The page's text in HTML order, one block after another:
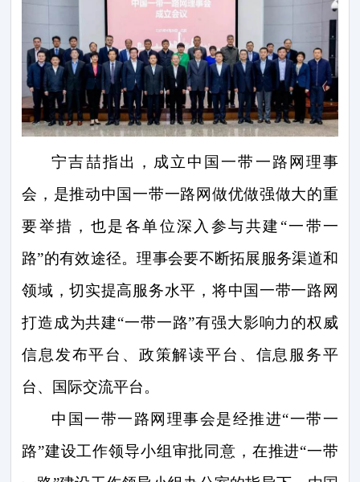
宁吉喆指出，成立中国一带一路网理事
会，是推动中国一带一路网做优做强做大的重
要举措，也是各单位深入参与共建“一带一
路”的有效途径。理事会要不断拓展服务渠道和
领域，切实提高服务水平，将中国一带一路网
打造成为共建“一带一路”有强大影响力的权威
信息发布平台、政策解读平台、信息服务平
台、国际交流平台。
中国一带一路网理事会是经推进“一带一
路”建设工作领导小组审批同意，在推进“一带